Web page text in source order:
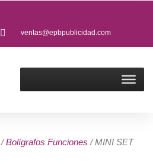
ventas@epbpublicidad.com
/Bolígrafos Funciones / MINI SET